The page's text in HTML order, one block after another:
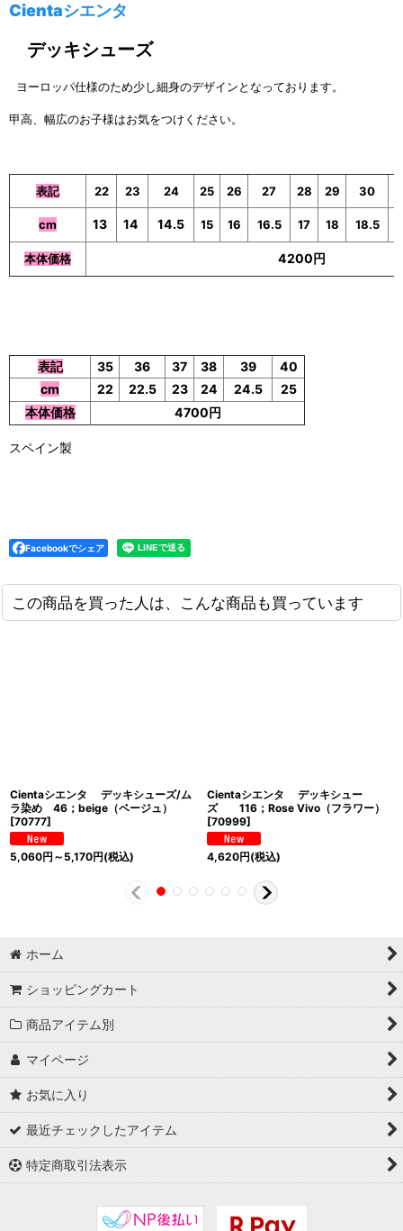
Cientaシエンタ
デッキシューズ
ヨーロッパ仕様のため少し細身のデザインとなっております。
甲高、幅広のお子様はお気をつけください。
表記 22 23 24 25 26 27 28 29 30
cm 13 14 14.5 15 16 16.5 17 18 18.5
本体価格 4200円
表記 35 36 37 38 39
40
cm
22 22.5 23 24 24.5
25
本体価格
4700円
スペイン製
Facebookでシェア
この商品を買った人は、こんな商品も買っています
Cientaシエンタ デッキシューズ/ム
ラ染め 46；beige（ベージュ）
[70777]
5,060円 ～5,170円(税込)
Cientaシエンタ デッキシュー
ズ 116；Rose Vivo（フラワー）
[70999]
4,620円(税込)
ホーム
ショッピングカート
商品アイテム別
マイページ
お気に入り
最近チェックしたアイテム
特定商取引法表示